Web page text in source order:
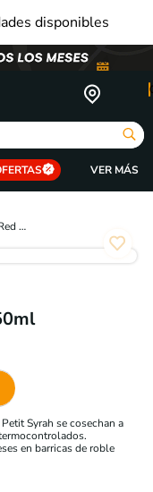
disponibles
The Prisoner Red Blend - 750ml
Syrah se cosechan a
en barricas de roble